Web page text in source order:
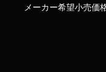
メーカー希望小売価